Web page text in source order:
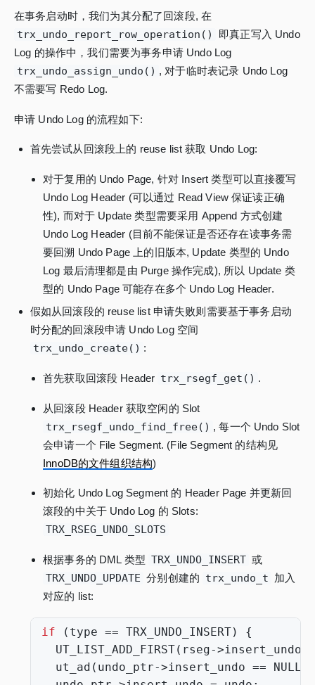
在事务启动时，我们为其分配了回滚段, 在
trx_undo_report_row_operation()
即真正写入 Undo
Log 的操作中，我们需要为事务申请 Undo Log
trx_undo_assign_undo() , 对于临时表记录 Undo Log
不需要写 Redo Log.
申请 Undo Log 的流程如下:
首先尝试从回滚段上的 reuse list 获取 Undo Log:
对于复用的 Undo Page, 针对 Insert 类型可以直接覆写
Undo Log Header (可以通过 Read View 保证读正确
性), 而对于 Update 类型需要采用 Append 方式创建
Undo Log Header (目前不能保证是否还存在读事务需
要回溯 Undo Page 上的旧版本, Update 类型的 Undo
Log 最后清理都是由 Purge 操作完成), 所以 Update 类
型的 Undo Page 可能存在多个 Undo Log Header.
假如从回滚段的 reuse list 申请失败则需要基于事务启动
时分配的回滚段申请 Undo Log 空间
trx_undo_create() :
首先获取回滚段 Header trx_rsegf_get() .
从回滚段 Header 获取空闲的 Slot
trx_rsegf_undo_find_free() , 每一个 Undo Slot
会申请一个 File Segment. (File Segment 的结构见
InnoDB的文件组织结构)
初始化 Undo Log Segment 的 Header Page 并更新回
滚段的中关于 Undo Log 的 Slots:
TRX_RSEG_UNDO_SLOTS
根据事务的 DML 类型 TRX_UNDO_INSERT 或
TRX_UNDO_UPDATE 分别创建的 trx_undo_t 加入
对应的 list:
if ( type == TRX_UNDO_INSERT)
{
UT_LIST_ADD_FIRST( rseg->
ut_ad ( undo_ptr->insert_undo == NULL